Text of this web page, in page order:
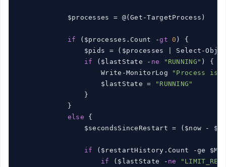
            $processes = @(Get-TargetProcess)
if ($processes.Count -gt 0 ) {
$pids = ($processes | Select-
if ($lastState - ne "RUNNING" ) {
                    Write-MonitorLog
"Process is
                    $lastState =
"RUNNING"
                }
            }
else {
$secondsSinceRestart = ($now -
if ($restartHistory.Count -ge
if
($lastState - ne